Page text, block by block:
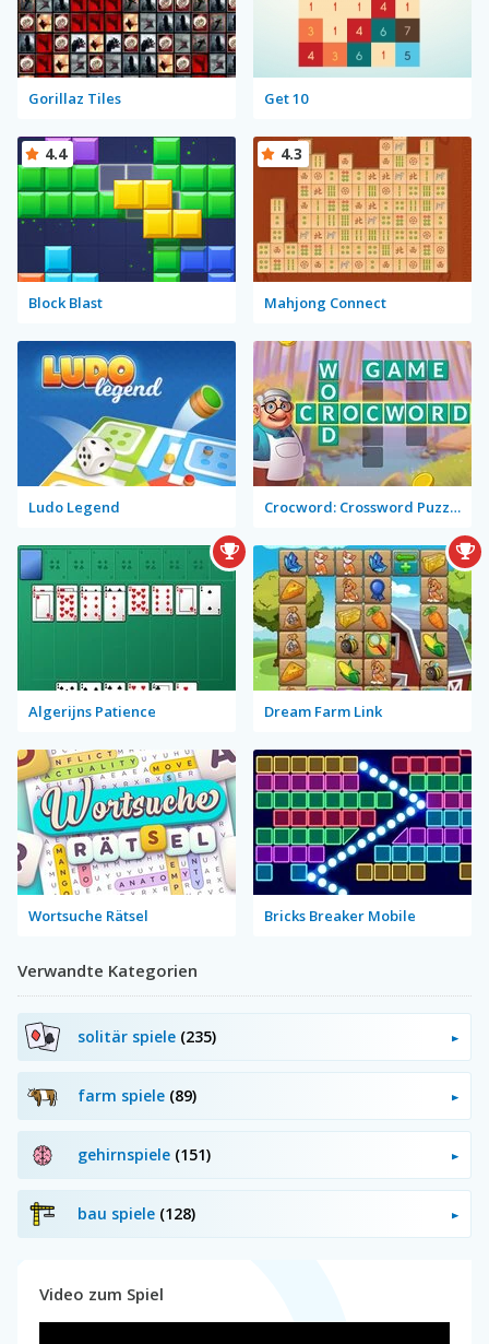
Gorillaz Tiles Get 10
Block Blast
4.4
Mahjong Connect
4.3
Ludo Legend Crocword: Crossword Puzzle Game
Algerijns Patience Dream Farm Link
Wortsuche Rätsel Bricks Breaker Mobile
Verwandte Kategorien
solitär spiele (235)
farm spiele (89)
gehirnspiele (151)
bau spiele (128)
Video zum Spiel